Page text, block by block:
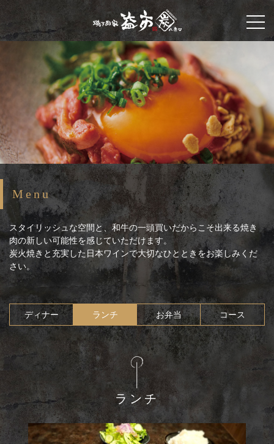
Menu
スタイリッシュな空間と、和牛の一頭買いだからこそ出来る焼き
肉の新しい可能性を感じていただけます。
炭火焼きと充実した日本ワインで大切なひとときをお楽しみくだ
さい。
ディナー ランチ お弁当 コース
ランチ